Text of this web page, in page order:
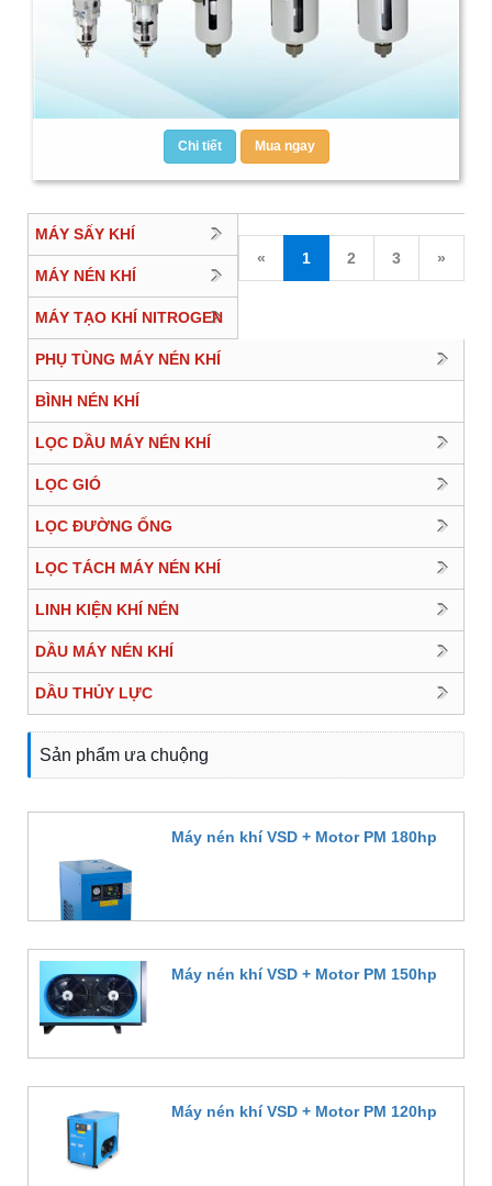
Chi tiết Mua ngay
« 1 2 3 »
MÁY SẤY KHÍ
MÁY NÉN KHÍ
MÁY TẠO KHÍ NITROGEN
PHỤ TÙNG MÁY NÉN KHÍ
BÌNH NÉN KHÍ
LỌC DẦU MÁY NÉN KHÍ
LỌC GIÓ
LỌC ĐƯỜNG ỐNG
LỌC TÁCH MÁY NÉN KHÍ
LINH KIỆN KHÍ NÉN
DẦU MÁY NÉN KHÍ
DẦU THỦY LỰC
Sản phẩm ưa chuộng
Máy nén khí VSD + Motor PM 180hp
Máy nén khí VSD + Motor PM 150hp
Máy nén khí VSD + Motor PM 120hp